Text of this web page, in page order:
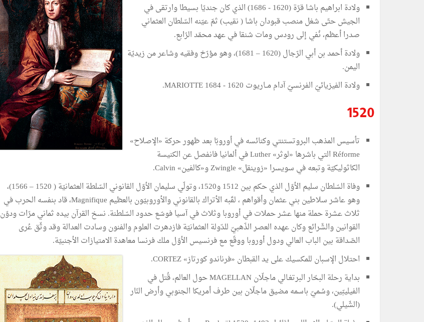
ولادة ابراهيم باشا قرّة (1620 - 1686) الذي كان جنديّا بسيطا وارتقى في
الجيش حتّى شغل منصب قبودان باشا ( نقيب) ثمّ عيّنه السّلطان العثماني
صدرا أعظم، نُفي إلى رودس ومات شنقا في عهد محمّد الرّابع.
ولادة أحمد بن أبي الرّجال (1620 – 1681)، وهو مؤرّخ وفقيه وشاعر من زيديّة
اليمن.
ولادة الفيزيائيّ الفرنسيّ آدام مــاريوت MARIOTTE 1684 - 1620.
1520
تأسيس المذهب البروتستنتي وكنائسه في أوروبّا بعد ظهور حركة «الإصلاح»
Réforme التي باشرها «لوثر» Luther في ألمانيا فانفصل عن الكنيسة
الكاثوليكيّة وتبعه في سويسرا «زوينقل» Zwingle و«كالفين» Calvin.
وفاة السّلطان سليم الأوّل الذي حكم بين 1512 و1520، وتولّي سليمان الأوّل القانوني السّلطة العثمانيّة ( 1520 – 1566)،
وهو عاشر سلاطين بني عثمان وأقواهم ، لقّبه الأتراك بالقانوني والأوروبيّون بالعظيم Magnifique، قاد بنفسه الحرب في
ثلاث عشرة حملة منها عشر حملات في أوروبا وثلاث في آسيا فوسّع حدود السّلطنة. نسخ القرآن بيده ثماني مرّات ودوّن
القوانين والشّرائع وكان عهده العصر الذّهبيّ للدّولة العثمانيّة فازدهرت العلوم والفنون وسادت العدالة وقد وثّق عُرى
الصّداقة بين الباب العالي ودول أوروبا ووقّع مع فرنسيس الأوّل ملك فرنسا معاهدة الامتيازات الأجنبيّة.
احتلال الإسبان للمكسيك على يد القبطان «فرناندو كورتاز» CORTEZ.
بداية رحلة البحّار البرتغـالي ماجلّان MAGELLAN حول العالم، قُتل في
الفيليبّين، وسُميّ باسمه مضيق ماجلّان بين طرف أمريكا الجنوبي وأرض النّار
(الشّيلي).